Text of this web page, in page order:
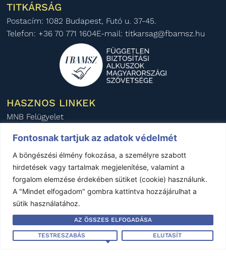
Fontosnak tartjuk az adatok védelmét
A böngészési élmény fokozása, a személyre szabott
hirdetések vagy tartalmak megjelenítése, valamint a
forgalom elemzése érdekében sütiket (cookie) használunk.
A "Mindet elfogadom" gombra kattintva hozzájárulhat a
sütik használatához.
TESTRESZABÁS ELUTASÍT
AZ ÖSSZES ELFOGADÁSA
TITKÁRSÁG
Postacím: 1082 Budapest, Futó u. 37-45.
Telefon: +36 70 771 1604E-mail: titkarsag@fbamsz.hu
HASZNOS LINKEK
MNB Felügyelet
Magyar Biztosítók Szövetsége
BIPAR
AIDA Magyar Nemzeti Szekció
Éves beszámoló - 2024
Éves beszámoló - 2023